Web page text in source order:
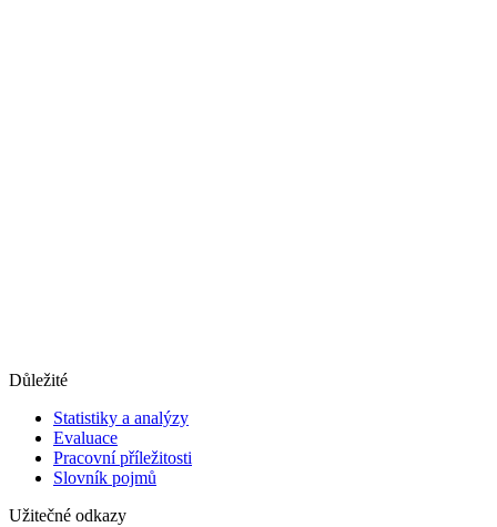
Důležité
Statistiky a analýzy
Evaluace
Pracovní příležitosti
Slovník pojmů
Užitečné odkazy